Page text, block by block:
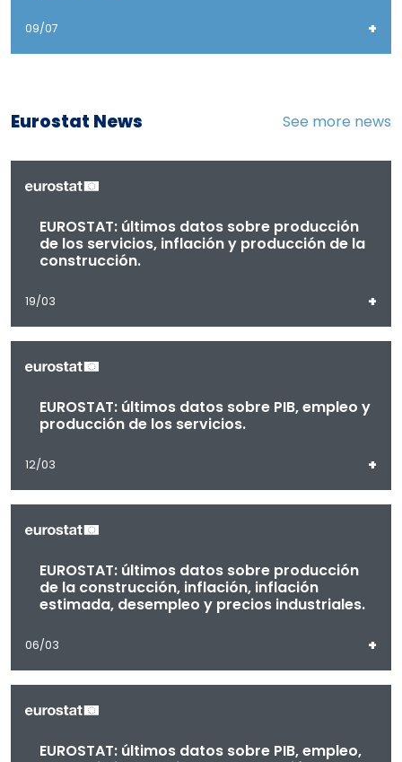
09/07 +
Eurostat News See more news
EUROSTAT: últimos datos sobre producción
de los servicios, inflación y producción de la
construcción.
19/03 +
EUROSTAT: últimos datos sobre PIB, empleo y
producción de los servicios.
12/03 +
EUROSTAT: últimos datos sobre producción
de la construcción, inflación, inflación
estimada, desempleo y precios industriales.
06/03 +
EUROSTAT: últimos datos sobre PIB, empleo,